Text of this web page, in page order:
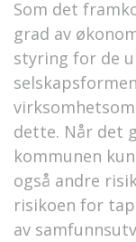
Som det
grad av
styring for de
dette. Når det
kommunen
også andre
risikoen for
av